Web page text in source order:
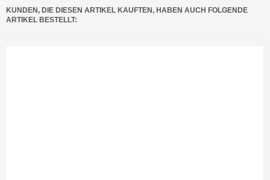
KUNDEN, DIE DIESEN ARTIKEL KAUFTEN, HABEN AUCH FOLGENDE
ARTIKEL BESTELLT: